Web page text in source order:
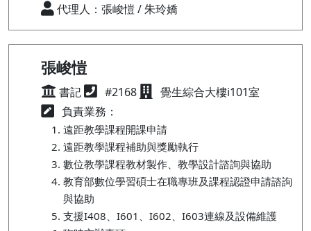
代理人：張峻愷 / 朱玲嬌
張峻愷
書記 #2168
覺生綜合大樓i101室
負責業務：
遠距教學課程開課申請
遠距教學課程補助與獎勵執行
數位教學課程教材製作、教學設計諮詢與協助
教育部數位學習碩士在職專班及課程認證申請諮詢
與協助
支援I408、I601、I602、I603連線及設備維護